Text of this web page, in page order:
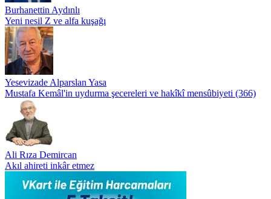
Burhanettin Aydınlı
Yeni nesil Z ve alfa kuşağı
Yesevizade Alparslan Yasa
Mustafa Kemâl'in uydurma şecereleri ve hakîkî mensûbiyeti (366)
Ali Rıza Demircan
Akıl ahireti inkâr etmez